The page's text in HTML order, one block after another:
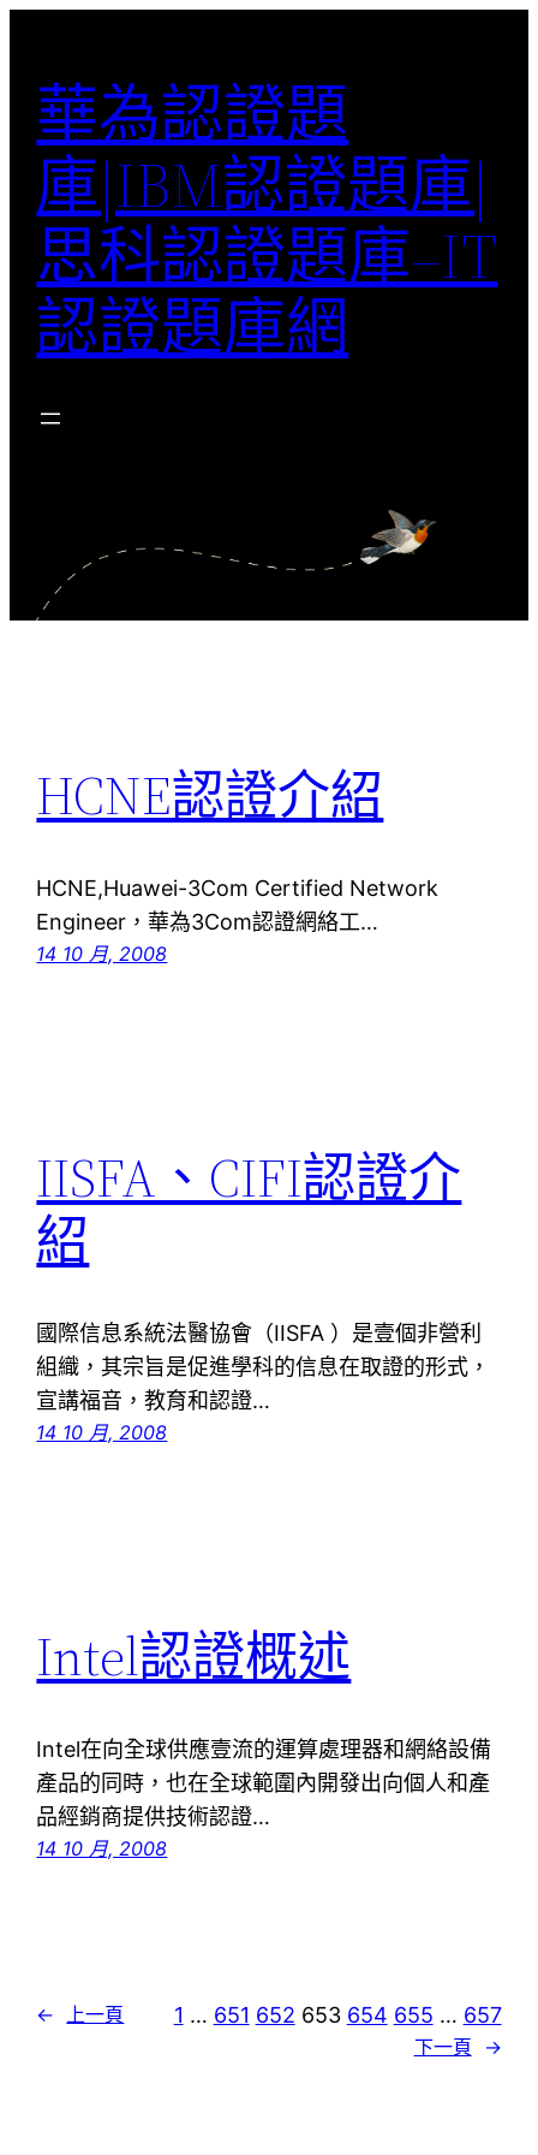
華為認證題
庫|IBM認證題庫|
思科認證題庫–IT
認證題庫網
HCNE認證介紹
HCNE,Huawei-3Com Certified Network
Engineer，華為3Com認證網絡工…
14 10 月, 2008
IISFA、CIFI認證介
紹
國際信息系統法醫協會（IISFA ）是壹個非營利
組織，其宗旨是促進學科的信息在取證的形式，
宣講福音，教育和認證…
14 10 月, 2008
Intel認證概述
Intel在向全球供應壹流的運算處理器和網絡設備
產品的同時，也在全球範圍內開發出向個人和產
品經銷商提供技術認證…
14 10 月, 2008
← 上一頁 1 … 651 652 653 654 655 … 657
下一頁 →